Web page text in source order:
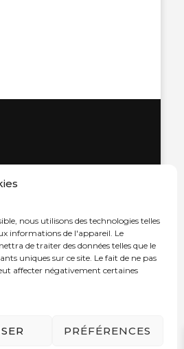
nous utilisons des technologies telles
informations de l'appareil. Le
de traiter des données telles que le
uniques sur ce site. Le fait de ne pas
affecter négativement certaines
PRÉFÉRENCES